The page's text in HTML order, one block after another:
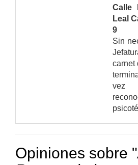
Calle
Leal
9
Sin
carnet
vez
Opiniones sobre "